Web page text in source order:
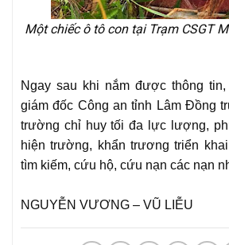
Một chiếc ô tô con tại Trạm CSGT
Ngay sau khi nắm được thông
giám đốc Công an tỉnh Lâm Đồng
trường chỉ huy tối đa lực lượng,
hiện trường, khẩn trương triển
tìm kiếm, cứu hộ, cứu nạn các nạn
NGUYỄN VƯƠNG – VŨ LIỄU